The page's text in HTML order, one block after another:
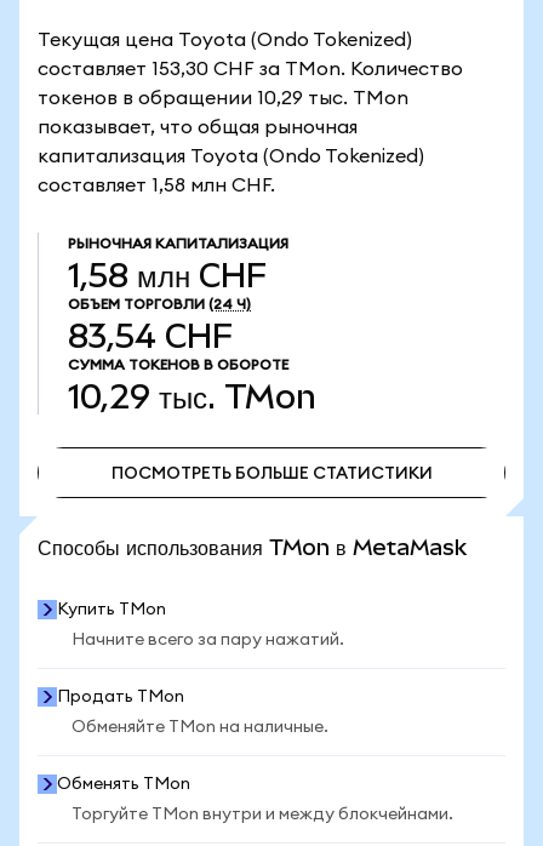
Текущая цена Toyota (Ondo Tokenized)
составляет 153,30 CHF за TMon. Количество
токенов в обращении 10,29 тыс. TMon
показывает, что общая рыночная
капитализация Toyota (Ondo Tokenized)
составляет 1,58 млн CHF.
РЫНОЧНАЯ КАПИТАЛИЗАЦИЯ
1,58 млн CHF
ОБЪЕМ ТОРГОВЛИ (24 Ч)
83,54 CHF
СУММА ТОКЕНОВ В ОБОРОТЕ
10,29 тыс. TMon
ПОСМОТРЕТЬ БОЛЬШЕ СТАТИСТИКИ
Способы использования TMon в MetaMask
Купить TMon
Начните всего за пару нажатий.
Продать TMon
Обменяйте TMon на наличные.
Обменять TMon
Торгуйте TMon внутри и между блокчейнами.